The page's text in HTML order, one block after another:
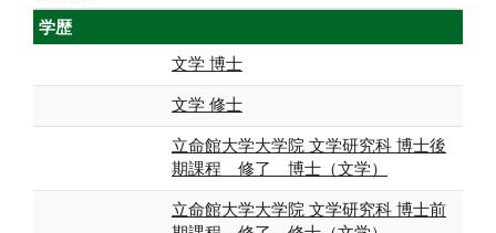
学歴
文学 博士
文学 修士
立命館大学大学院 文学研究科 博士後
期課程 修了 博士（文学）
立命館大学大学院 文学研究科 博士前